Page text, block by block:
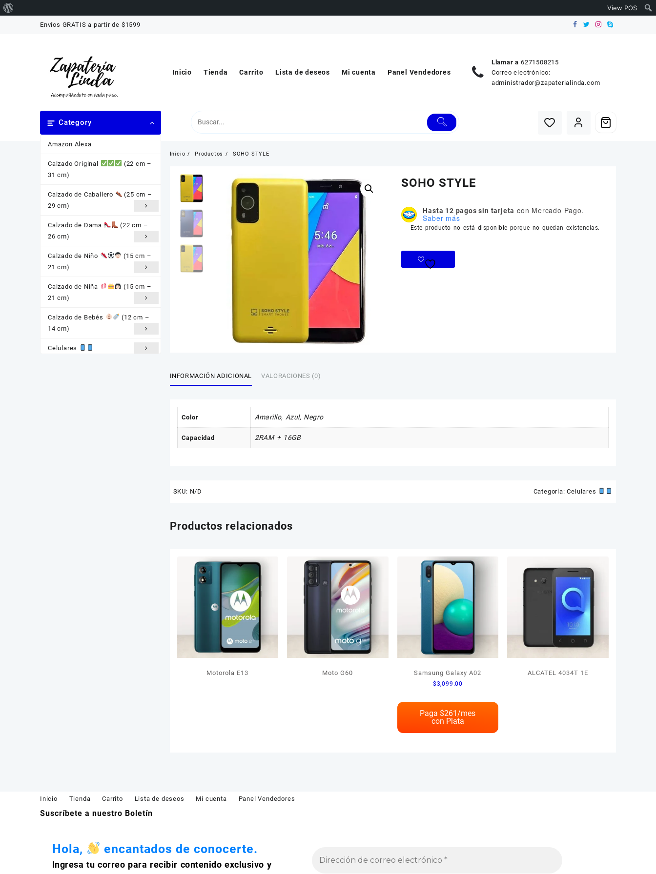
View POS
Envíos GRATIS a partir de $1599
Inicio Tienda Carrito Lista de deseos Mi cuenta Panel Vendedores
Llamar a 6271508215
Correo electrónico:
administrador@zapaterialinda.com
Category
Amazon Alexa
Calzado Original
(22 cm –
31 cm)
Calzado de Caballero
(25 cm –
29 cm)
Calzado de Dama
(22 cm –
26 cm)
Calzado de Niño
(15 cm –
21 cm)
Calzado de Niña
(15 cm –
21 cm)
Calzado de Bebés
(12 cm –
14 cm)
Celulares
Inicio Productos SOHO STYLE
SOHO STYLE
Hasta 12 pagos sin tarjeta con Mercado Pago.
Saber más
Este producto no está disponible porque no quedan existencias.
INFORMACIÓN ADICIONAL VALORACIONES (0)
Color Amarillo, Azul, Negro
Capacidad 2RAM + 16GB
SKU: N/D Categoría:Celulares
Productos relacionados
Motorola E13 Moto G60 Samsung Galaxy A02
$3,099.00
Paga $261/mes
con Plata
ALCATEL 4034T 1E
Inicio Tienda Carrito Lista de deseos Mi cuenta Panel Vendedores
Suscríbete a nuestro Boletín
Hola, encantados de conocerte.
Ingresa tu correo para recibir contenido exclusivo y